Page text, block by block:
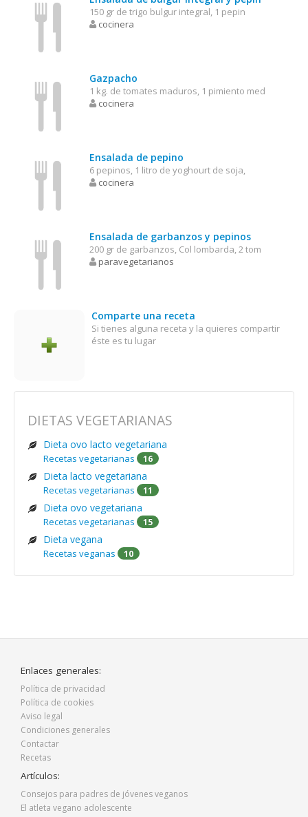
150 gr de trigo bulgur integral, 1 pepin
cocinera
Gazpacho
1 kg. de tomates maduros, 1 pimiento med
cocinera
Ensalada de pepino
6 pepinos, 1 litro de yoghourt de soja,
cocinera
Ensalada de garbanzos y pepinos
200 gr de garbanzos, Col lombarda, 2 tom
paravegetarianos
Comparte una receta
Si tienes alguna receta y la quieres compartir
éste es tu lugar
DIETAS VEGETARIANAS
Dieta ovo lacto vegetariana
Recetas vegetarianas 16
Dieta lacto vegetariana
Recetas vegetarianas 11
Dieta ovo vegetariana
Recetas vegetarianas 15
Dieta vegana
Recetas veganas 10
Enlaces generales:
Política de privacidad
Política de cookies
Aviso legal
Condiciones generales
Contactar
Recetas
Artículos:
Consejos para padres de jóvenes veganos
El atleta vegano adolescente